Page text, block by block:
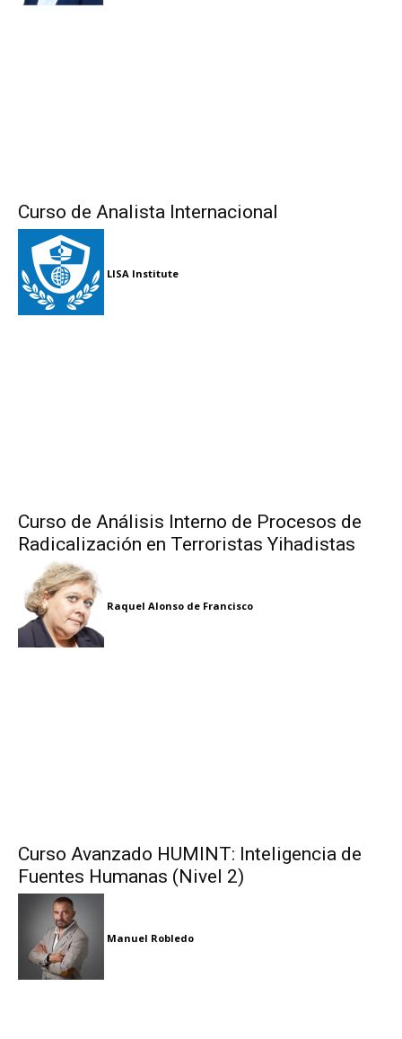
Curso de Analista Internacional
LISA Institute
Curso de Análisis Interno de Procesos de
Radicalización en Terroristas Yihadistas
Raquel Alonso de Francisco
Curso Avanzado HUMINT: Inteligencia de
Fuentes Humanas (Nivel 2)
Manuel Robledo